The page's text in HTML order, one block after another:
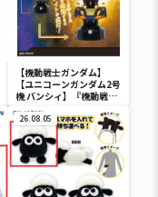
【機動戦士ガンダム】
【ユニコーンガンダム2号
機 バンシィ】『機動戦士
ーライト-ユニコーンガン
ダム2号機 バンシィ（デ
ストロイモード）-
26.08.05